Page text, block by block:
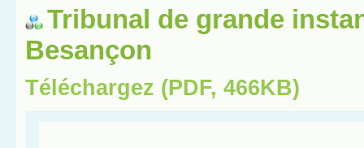
Tribunal de grande
Besançon
Téléchargez (PDF, 466KB)